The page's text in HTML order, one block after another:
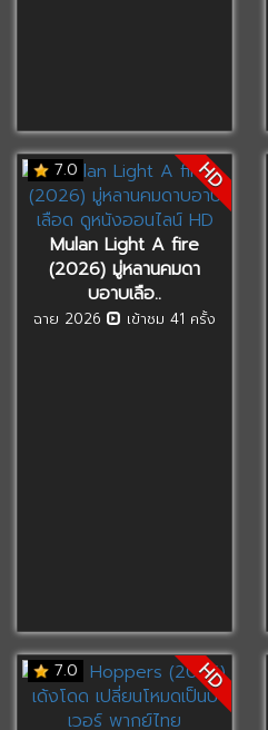
7.0 HD
Mulan Light A fire
(2026) มู่หลานคมดา
บอาบเลือ..
ฉาย 2026 เข้าชม 41 ครั้ง
7.0 HD